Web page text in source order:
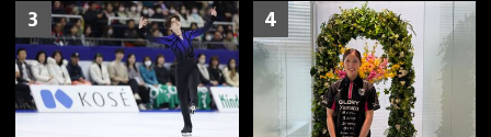
2026.05.28 ● ブレイキン
【記事更新】道を切り開き、新たな地平へ。
Shigekix×TSUKKIが語る「ブレイキンの生き方」［ス
ペシャル対談］
3 4